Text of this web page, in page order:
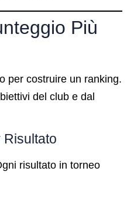
Più
per costruire un ranking.
del club e dal
Risultato
risultato in torneo